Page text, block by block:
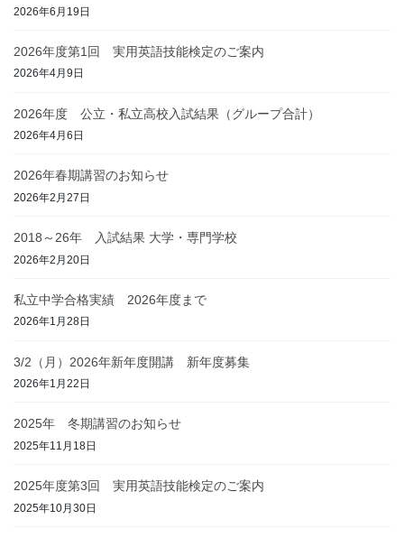
2026年6月19日
2026年度第1回 実用英語技能検定のご案内
2026年4月9日
2026年度 公立・私立高校入試結果（グループ合計）
2026年4月6日
2026年春期講習のお知らせ
2026年2月27日
2018～26年 入試結果 大学・専門学校
2026年2月20日
私立中学合格実績 2026年度まで
2026年1月28日
3/2（月）2026年新年度開講 新年度募集
2026年1月22日
2025年 冬期講習のお知らせ
2025年11月18日
2025年度第3回 実用英語技能検定のご案内
2025年10月30日